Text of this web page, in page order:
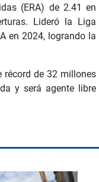
(ERA) de 2.41 en
Lideró la Liga
en 2024, logrando la
récord de 32 millones
y será agente libre